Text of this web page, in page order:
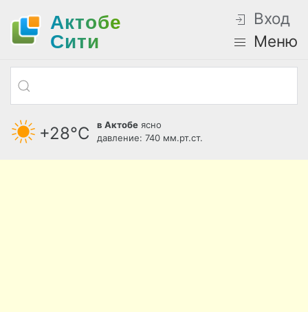
Актобе
Cити
Вход
Меню
+28°С в Актобе ясно
давление: 740 мм.рт.ст.